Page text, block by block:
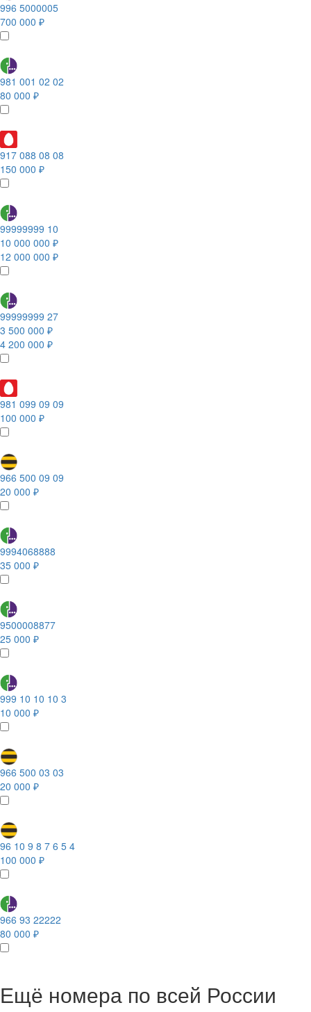
996 5000005
700 000 ₽
981 001 02 02
80 000 ₽
917 088 08 08
150 000 ₽
99999999 10
10 000 000 ₽
12 000 000 ₽
99999999 27
3 500 000 ₽
4 200 000 ₽
981 099 09 09
100 000 ₽
966 500 09 09
20 000 ₽
9994068888
35 000 ₽
9500008877
25 000 ₽
999 10 10 10 3
10 000 ₽
966 500 03 03
20 000 ₽
96 10 9 8 7 6 5 4
100 000 ₽
966 93 22222
80 000 ₽
Ещё номера по всей России